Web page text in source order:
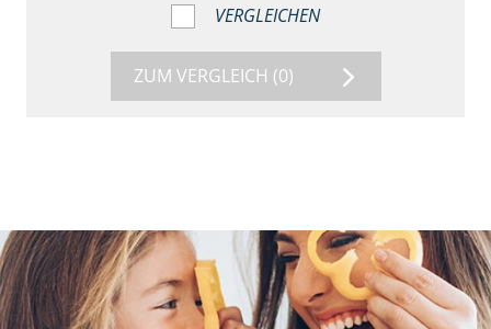
VERGLEICHEN
ZUM VERGLEICH (0)